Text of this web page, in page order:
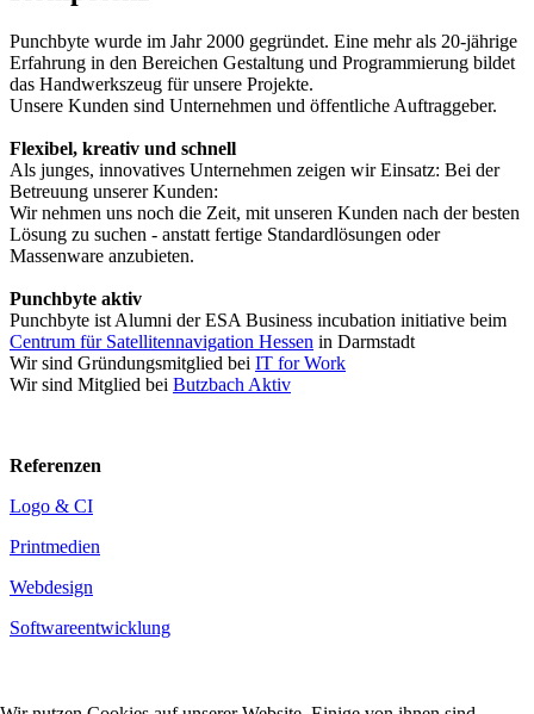
Punchbyte wurde im Jahr 2000 gegründet. Eine mehr als 20-jährige
Erfahrung in den Bereichen Gestaltung und Programmierung bildet
das Handwerkszeug für unsere Projekte.
Unsere Kunden sind Unternehmen und öffentliche Auftraggeber.
Flexibel, kreativ und schnell
Als junges, innovatives Unternehmen zeigen wir Einsatz: Bei der
Betreuung unserer Kunden:
Wir nehmen uns noch die Zeit, mit unseren Kunden nach der besten
Lösung zu suchen - anstatt fertige Standardlösungen oder
Massenware anzubieten.
Punchbyte aktiv
Punchbyte ist Alumni der ESA Business incubation initiative beim
Centrum für Satellitennavigation Hessen in Darmstadt
Wir sind Gründungsmitglied bei IT for Work
Wir sind Mitglied bei Butzbach Aktiv
Referenzen
Logo & CI
Printmedien
Webdesign
Softwareentwicklung